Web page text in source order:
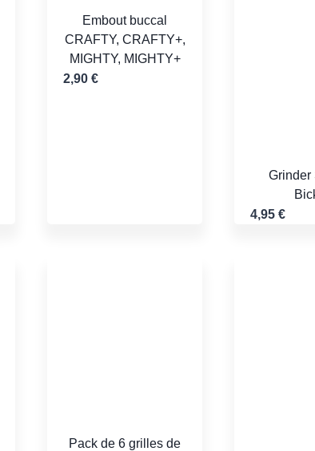
Embout buccal
CRAFTY, CRAFTY+,
MIGHTY, MIGHTY+
2,90€
Grinder
4,95€
Pack de 6 grilles de